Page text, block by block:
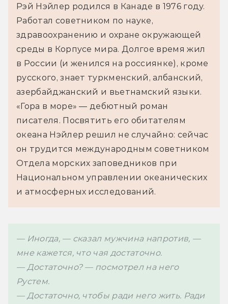
Рэй Нэйлер родился в Канаде в 1976 году.
Работал советником по науке,
здравоохранению и охране окружающей
среды в Корпусе мира. Долгое время жил
в России (и женился на россиянке), кроме
русского, знает туркменский, албанский,
азербайджанский и вьетнамский языки.
«Гора в море» — дебютный роман
писателя. Посвятить его обитателям
океана Нэйлер решил не случайно: сейчас
он трудится международным советником
Отдела морских заповедников при
Национальном управлении океанических
и атмосферных исследований.
— Иногда, — сказал мужчина напротив, —
мне кажется, что чая достаточно.
— Достаточно? — посмотрел на него
Рустем.
— Достаточно, чтобы ради него жить. Ради